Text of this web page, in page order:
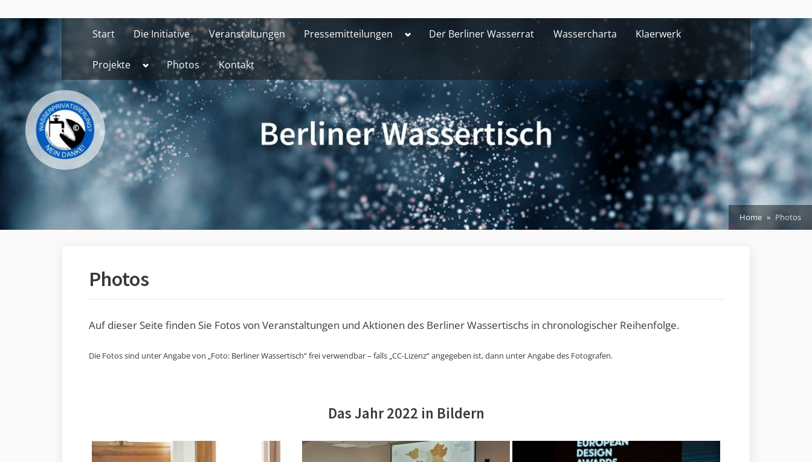
to
content
Start Die Initiative Veranstaltungen Pressemitteilungen ToggleDer Berliner Wasserrat Wassercharta Klaerwerk
Projekte Toggle
menu
Photos Kontakt
Home Photos
Photos
Auf dieser Seite finden Sie Fotos von Veranstaltungen und Aktionen des Berliner Wassertischs in chronologischer Reihenfolge.
Die Fotos sind unter Angabe von „Foto: Berliner Wassertisch“ frei verwendbar – falls „CC-Lizenz“ angegeben ist, dann unter Angabe des Fotografen.
Das Jahr 2022 in Bildern